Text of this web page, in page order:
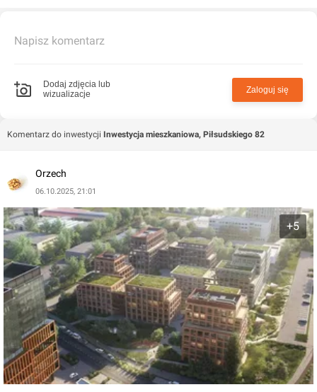
zieleni powiążą teren urbanistycznie i komunikacyjnie z
Napisz komentarz
Dodaj zdjęcia lub
wizualizacje
Zaloguj się
Komentarz do inwestycji Inwestycja mieszkaniowa, Piłsudskiego 82
Orzech
06.10.2025, 21:01
+5